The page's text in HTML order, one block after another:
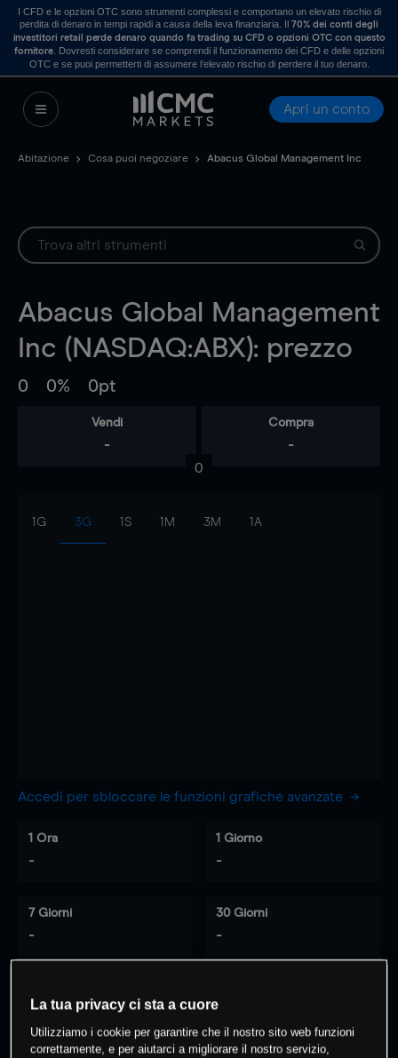
I CFD e le opzioni OTC sono strumenti complessi e comportano un elevato rischio di
perdita di denaro in tempi rapidi a causa della leva finanziaria. Il70% dei conti degli
investitori retail perde denaro quando fa trading su CFD o opzioni OTC con questo
fornitore . Dovresti considerare se comprendi il funzionamento dei CFD e delle opzioni
OTC e se puoi permetterti di assumere l’elevato rischio di perdere il tuo denaro.
Apri un conto
Abitazione Cosa puoi negoziare Abacus Global Management Inc
Abacus Global Management
Inc (NASDAQ:ABX): prezzo
0 0% 0pt
Vendi
-
Compra
-
0
1G 3G 1S 1M 3M 1A
Accedi per sbloccare le funzioni grafiche avanzate
1 Ora
-
1 Giorno
-
7 Giorni
-
30 Giorni
-
0 % dei clienti hanno posizioni
questo prodotto
La tua privacy ci sta a cuore
Utilizziamo i cookie per garantire che il nostro sito web funzioni
correttamente, e per aiutarci a migliorare il nostro servizio,